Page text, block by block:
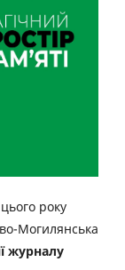
року
Могилянська
журналу